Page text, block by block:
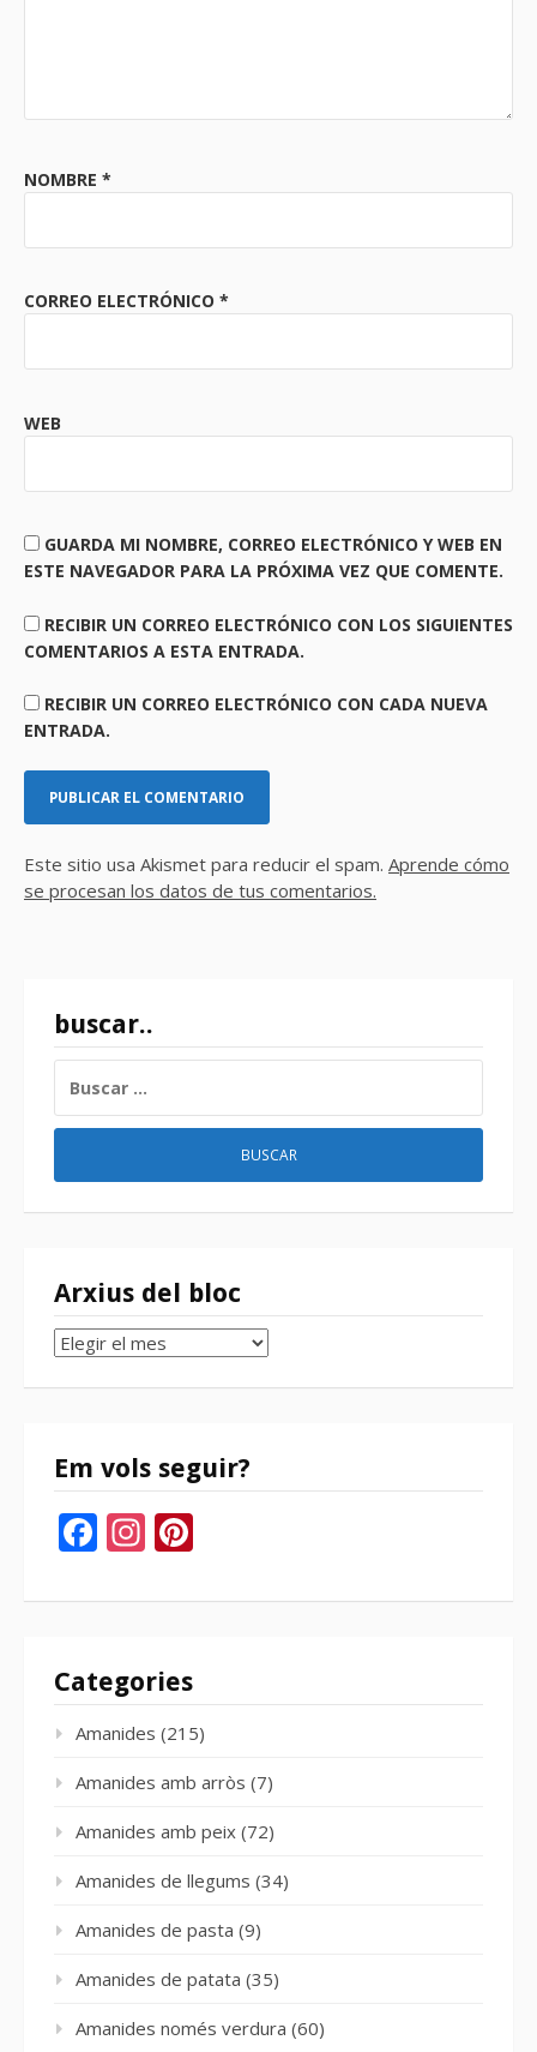
NOMBRE *
CORREO ELECTRÓNICO *
WEB
GUARDA MI NOMBRE, CORREO ELECTRÓNICO Y WEB EN
ESTE NAVEGADOR PARA LA PRÓXIMA VEZ QUE COMENTE.
RECIBIR UN CORREO ELECTRÓNICO CON LOS SIGUIENTES
COMENTARIOS A ESTA ENTRADA.
RECIBIR UN CORREO ELECTRÓNICO CON CADA NUEVA
ENTRADA.
Este sitio usa Akismet para reducir el spam. Aprende cómo
se procesan los datos de tus comentarios.
buscar..
Arxius del bloc
Arxius
bloc
Em vols seguir?
Facebook
Instagram
Categories
Amanides (215)
Amanides amb arròs (7)
Amanides amb peix (72)
Amanides de llegums (34)
Amanides de pasta (9)
Amanides de patata (35)
Amanides només verdura (60)